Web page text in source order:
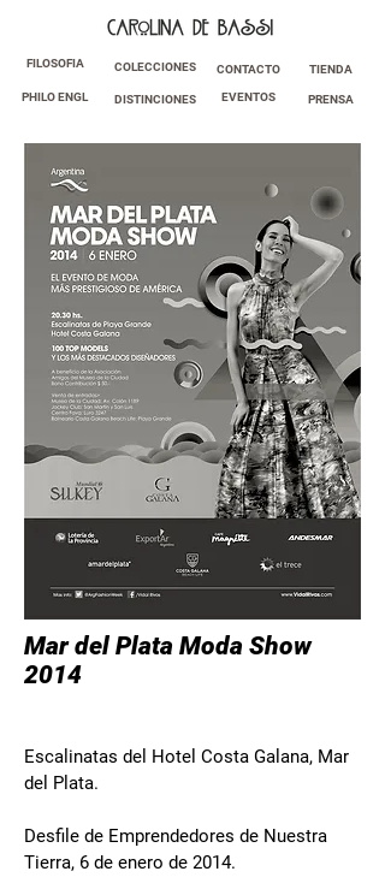
FILOSOFIA COLECCIONES CONTACTO TIENDA
PHILO ENGL EVENTOS PRENSA
DISTINCIONES
Mar del Plata Moda Show
2014
Escalinatas del Hotel Costa Galana, Mar
del Plata.
Desfile de Emprendedores de Nuestra
Tierra, 6 de enero de 2014.